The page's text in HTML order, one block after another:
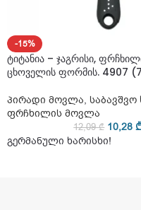
-15%
ტიტანია – ჯაგრისი,
ცხოველის ფორმის. 4907
პირადი მოვლა, საბავშვო
ფრჩხილის მოვლა
12,09₾ 10,28₾
გერმანული ხარისხი!